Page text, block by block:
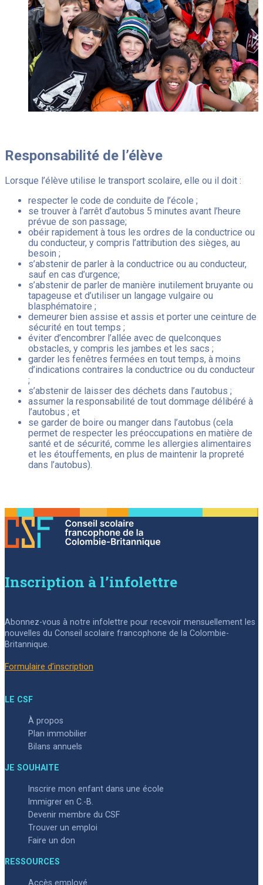
Responsabilité de l’élève
Lorsque l’élève utilise le transport scolaire, elle ou il doit :
respecter le code de conduite de l’école ;
se trouver à l’arrêt d’autobus 5 minutes avant l’heure
prévue de son passage;
obéir rapidement à tous les ordres de la conductrice ou
du conducteur, y compris l’attribution des sièges, au
besoin ;
s’abstenir de parler à la conductrice ou au conducteur,
sauf en cas d’urgence;
s’abstenir de parler de manière inutilement bruyante ou
tapageuse et d’utiliser un langage vulgaire ou
blasphématoire ;
demeurer bien assise et assis et porter une ceinture de
sécurité en tout temps ;
éviter d’encombrer l’allée avec de quelconques
obstacles, y compris les jambes et les sacs ;
garder les fenêtres fermées en tout temps, à moins
d’indications contraires la conductrice ou du conducteur
;
s’abstenir de laisser des déchets dans l’autobus ;
assumer la responsabilité de tout dommage délibéré à
l’autobus ; et
se garder de boire ou manger dans l’autobus (cela
permet de respecter les préoccupations en matière de
santé et de sécurité, comme les allergies alimentaires
et les étouffements, en plus de maintenir la propreté
dans l’autobus).
Inscription à l’infolettre
Abonnez-vous à notre infolettre pour recevoir mensuellement les
nouvelles du Conseil scolaire francophone de la Colombie-
Britannique.
Formulaire d’inscription
LE CSF
À propos
Plan immobilier
Bilans annuels
JE SOUHAITE
Inscrire mon enfant dans une école
Immigrer en C.-B.
Devenir membre du CSF
Trouver un emploi
Faire un don
RESSOURCES
Accès employé